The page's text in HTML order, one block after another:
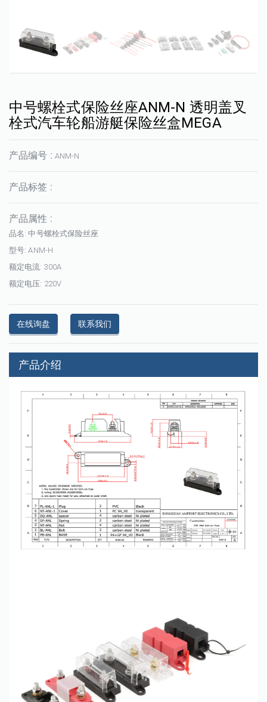
中号螺栓式保险丝座ANM-N 透明盖叉
栓式汽车轮船游艇保险丝盒MEGA
产品编号 : ANM-N
产品标签 :
产品属性 :
品名: 中号螺栓式保险丝座
型号: ANM-H
额定电流: 300A
额定电压: 220V
在线询盘 联系我们
产品介绍